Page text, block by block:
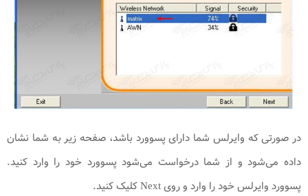
در صورتی که وایرلس شما دارای پسوورد باشد، صفحه زیر به شما نشان
داده می‌شود و از شما درخواست می‌شود پسوورد خود را وارد کنید.
پسوورد وایرلس خود را وارد و روی Next کلیک کنید.